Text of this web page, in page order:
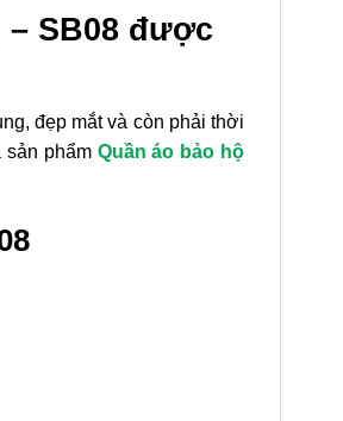
SB08 được
đẹp mắt và còn phải thời
sản phẩm Quần áo bảo hộ